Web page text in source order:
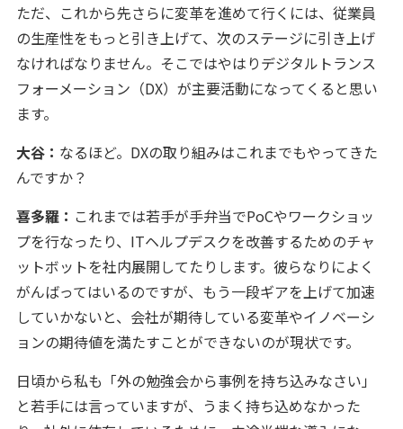
ただ、これから先さらに変革を進めて行くには、従業員
の生産性をもっと引き上げて、次のステージに引き上げ
なければなりません。そこではやはりデジタルトランス
フォーメーション（DX）が主要活動になってくると思い
ます。
大谷： なるほど。DXの取り組みはこれまでもやってきた
んですか？
喜多羅： これまでは若手が手弁当でPoCやワークショッ
プを行なったり、ITヘルプデスクを改善するためのチャ
ットボットを社内展開してたりします。彼らなりによく
がんばってはいるのですが、もう一段ギアを上げて加速
していかないと、会社が期待している変革やイノベーシ
ョンの期待値を満たすことができないのが現状です。
日頃から私も「外の勉強会から事例を持ち込みなさい」
と若手には言っていますが、うまく持ち込めなかった